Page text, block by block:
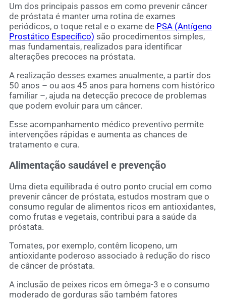
Um dos principais passos em como prevenir câncer
de próstata é manter uma rotina de exames
periódicos, o toque retal e o exame de PSA (Antígeno
Prostático Específico) são procedimentos simples,
mas fundamentais, realizados para identificar
alterações precoces na próstata.
A realização desses exames anualmente, a partir dos
50 anos – ou aos 45 anos para homens com histórico
familiar –, ajuda na detecção precoce de problemas
que podem evoluir para um câncer.
Esse acompanhamento médico preventivo permite
intervenções rápidas e aumenta as chances de
tratamento e cura.
Alimentação saudável e prevenção
Uma dieta equilibrada é outro ponto crucial em como
prevenir câncer de próstata, estudos mostram que o
consumo regular de alimentos ricos em antioxidantes,
como frutas e vegetais, contribui para a saúde da
próstata.
Tomates, por exemplo, contêm licopeno, um
antioxidante poderoso associado à redução do risco
de câncer de próstata.
A inclusão de peixes ricos em ômega-3 e o consumo
moderado de gorduras são também fatores